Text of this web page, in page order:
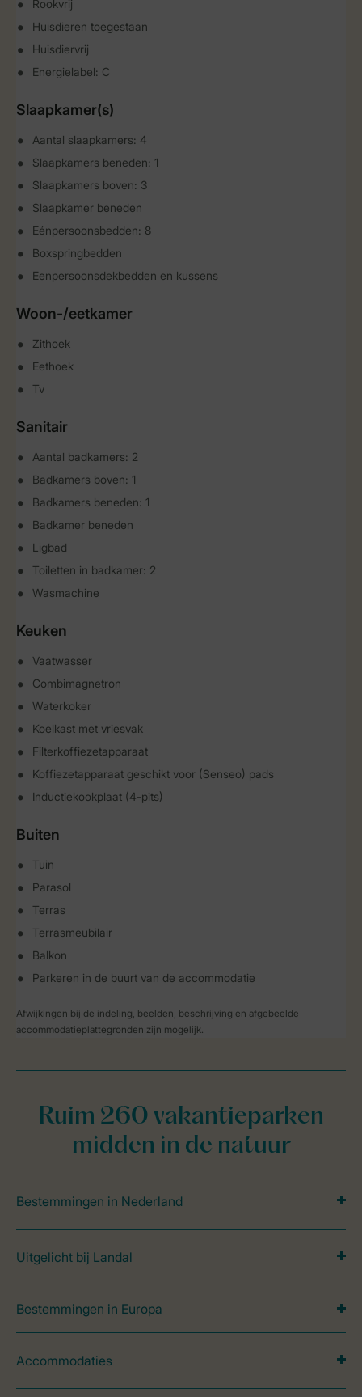
Rookvrij
Huisdieren toegestaan
Huisdiervrij
Energielabel: C
Slaapkamer(s)
Aantal slaapkamers: 4
Slaapkamers beneden: 1
Slaapkamers boven: 3
Slaapkamer beneden
Eénpersoonsbedden: 8
Boxspringbedden
Eenpersoonsdekbedden en kussens
Woon-/eetkamer
Zithoek
Eethoek
Tv
Sanitair
Aantal badkamers: 2
Badkamers boven: 1
Badkamers beneden: 1
Badkamer beneden
Ligbad
Toiletten in badkamer: 2
Wasmachine
Keuken
Vaatwasser
Combimagnetron
Waterkoker
Koelkast met vriesvak
Filterkoffiezetapparaat
Koffiezetapparaat geschikt voor (Senseo) pads
Inductiekookplaat (4-pits)
Buiten
Tuin
Parasol
Terras
Terrasmeubilair
Balkon
Parkeren in de buurt van de accommodatie
Afwijkingen bij de indeling, beelden, beschrijving en afgebeelde
accommodatieplattegronden zijn mogelijk.
Ruim 260 vakantieparken
midden in de natuur
Bestemmingen in Nederland
Uitgelicht bij Landal
Bestemmingen in Europa
Accommodaties